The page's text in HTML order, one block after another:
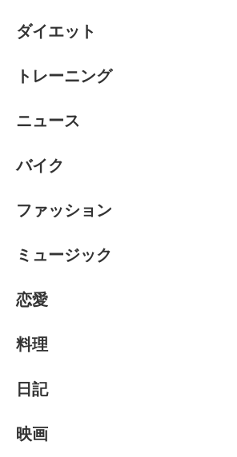
ダイエット
トレーニング
ニュース
バイク
ファッション
ミュージック
恋愛
料理
日記
映画